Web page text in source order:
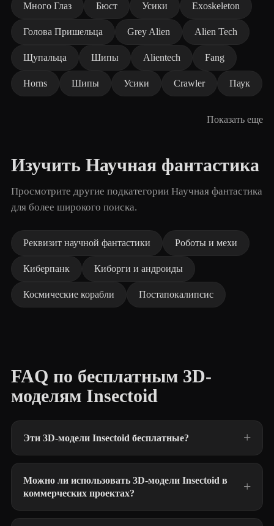
Много Глаз Бюст Усики Exoskeleton
Голова Пришельца Grey Alien Alien Tech
Щупальца Шипы Alientech Fang
Horns Шипы Усики Crawler Паук
Показать еще
Изучить Научная фантастика
Просмотрите другие подкатегории Научная фантастика
для более широкого поиска.
Реквизит научной фантастики Роботы и мехи
Киберпанк Киборги и андроиды
Космические корабли Постапокалипсис
FAQ по бесплатным 3D-
моделям Insectoid
Эти 3D-модели Insectoid бесплатные?
Можно ли использовать 3D-модели Insectoid в
коммерческих проектах?